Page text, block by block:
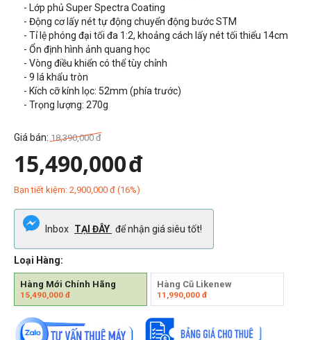
- Lớp phủ Super Spectra Coating
- Động cơ lấy nét tự động chuyển động bước STM
- Tỉ lệ phóng đại tối đa 1:2, khoảng cách lấy nét tối thiểu 14cm
- Ổn định hình ảnh quang học
- Vòng điều khiển có thể tùy chỉnh
- 9 lá khẩu tròn
- Kích cỡ kính lọc: 52mm (phía trước)
- Trọng lượng: 270g
Giá bán: 18,390,000 đ
15,490,000đ
Bạn tiết kiệm: 2,900,000 đ (16%)
Inbox TẠI ĐÂY để nhận giá siêu tốt!
Loại Hàng:
Hàng Mới Chính Hãng
15,490,000 đ
Hàng Cũ Likenew
11,990,000đ